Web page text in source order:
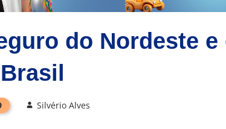
do Nordeste e
Silvério Alves